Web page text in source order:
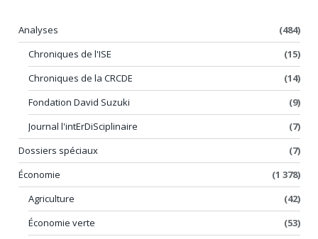
Analyses
(484)
Chroniques de l'ISE
(15)
Chroniques de la CRCDE
(14)
Fondation David Suzuki
(9)
Journal l'intErDiSciplinaire
(7)
Dossiers spéciaux
(7)
Économie
(1 378)
Agriculture
(42)
Économie verte
(53)